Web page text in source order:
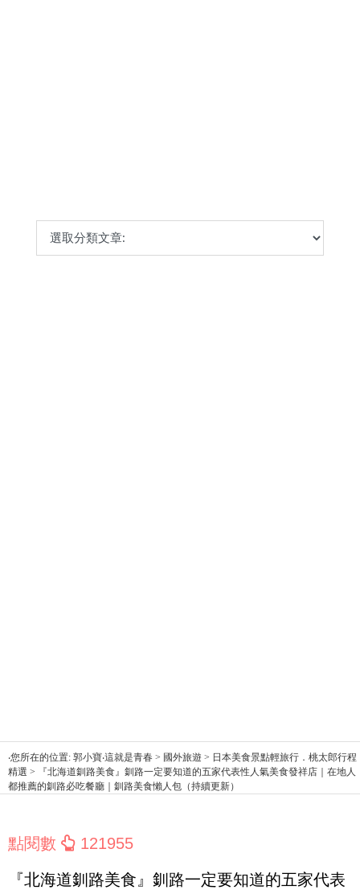
‧您所在的位置: 郭小寶‧這就是青春 > 國外旅遊 > 日本美食景點輕旅行．桃太郎行程
精選 > 『北海道釧路美食』釧路一定要知道的五家代表性人氣美食發祥店｜在地人
都推薦的釧路必吃餐廳｜釧路美食懶人包（持續更新）
點閱數 121955
『北海道釧路美食』釧路一定要知道的五家代表